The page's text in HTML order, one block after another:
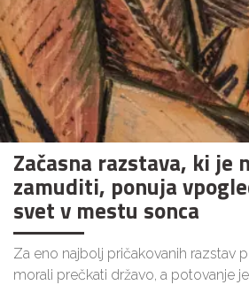
Začasna razstava, ki je
zamuditi, ponuja
svet v mestu sonca
Za eno najbolj pričakovanih razstav
morali prečkati državo, a potovanje je